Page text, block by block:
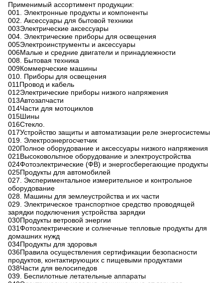
Применимый ассортимент продукции:
001. Электронные продукты и компоненты
002. Аксессуары для бытовой техники
003Электрические аксессуары
004. Электрические приборы для освещения
005Электроинструменты и аксессуары
006Малые и средние двигатели и принадлежности
008. Бытовая техника
009Коммерческие машины
010. Приборы для освещения
011Провод и кабель
012Электрические приборы низкого напряжения
013Автозапчасти
014Части для мотоциклов
015Шины
016Стекло.
017Устройство защиты и автоматизации реле энергосистемы
019. Электроэнергосчетчик
020Полное оборудование и аксессуары низкого напряжения
021Высоковольтное оборудование и электроустройства
024Фотоэлектрические (ФВ) и энергосберегающие продукты
025Продукты для автомобилей
027. Экспериментальное измерительное и контрольное
оборудование
028. Машины для землеустройства и их части
029. Электрическое транспортное средство проводящей
зарядки подключения устройства зарядки
030Продукты ветровой энергии
031Фотоэлектрические и солнечные тепловые продукты для
домашних нужд
034Продукты для здоровья
036Правила осуществления сертификации безопасности
продуктов, контактирующих с пищевыми продуктами
038Части для велосипедов
039. Беспилотные летательные аппараты